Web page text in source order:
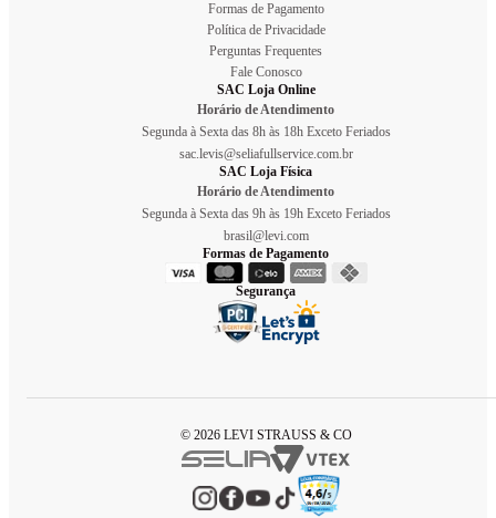
Formas de Pagamento
Política de Privacidade
Perguntas Frequentes
Fale Conosco
SAC Loja Online
Horário de Atendimento
Segunda à Sexta das 8h às 18h Exceto Feriados
sac.levis@seliafullservice.com.br
SAC Loja Física
Horário de Atendimento
Segunda à Sexta das 9h às 19h Exceto Feriados
brasil@levi.com
Formas de Pagamento
Segurança
© 2026 LEVI STRAUSS & CO